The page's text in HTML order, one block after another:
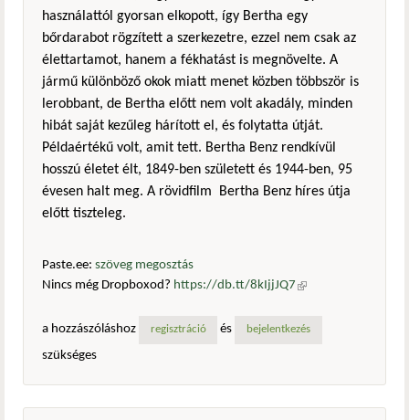
használattól gyorsan elkopott, így Bertha egy
bőrdarabot rögzített a szerkezetre, ezzel nem csak az
élettartamot, hanem a fékhatást is megnövelte. A
jármű különböző okok miatt menet közben többször is
lerobbant, de Bertha előtt nem volt akadály, minden
hibát saját kezűleg hárított el, és folytatta útját.
Példaértékű volt, amit tett. Bertha Benz rendkívül
hosszú életet élt, 1849-ben született és 1944-ben, 95
évesen halt meg. A rövidfilm Bertha Benz híres útja
előtt tiszteleg.
Paste.ee: szöveg megosztás
Nincs még Dropboxod? https://db.tt/8kIjjJQ7 (külső
a hozzászóláshoz
regisztráció és bejelentkezés
szükséges